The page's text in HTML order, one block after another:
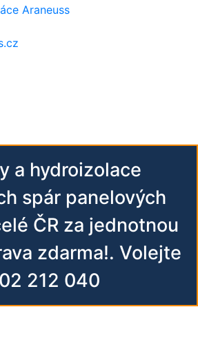
a hydroizolace
spár panelových
ČR za jednotnou
zdarma!. Volejte
212 040